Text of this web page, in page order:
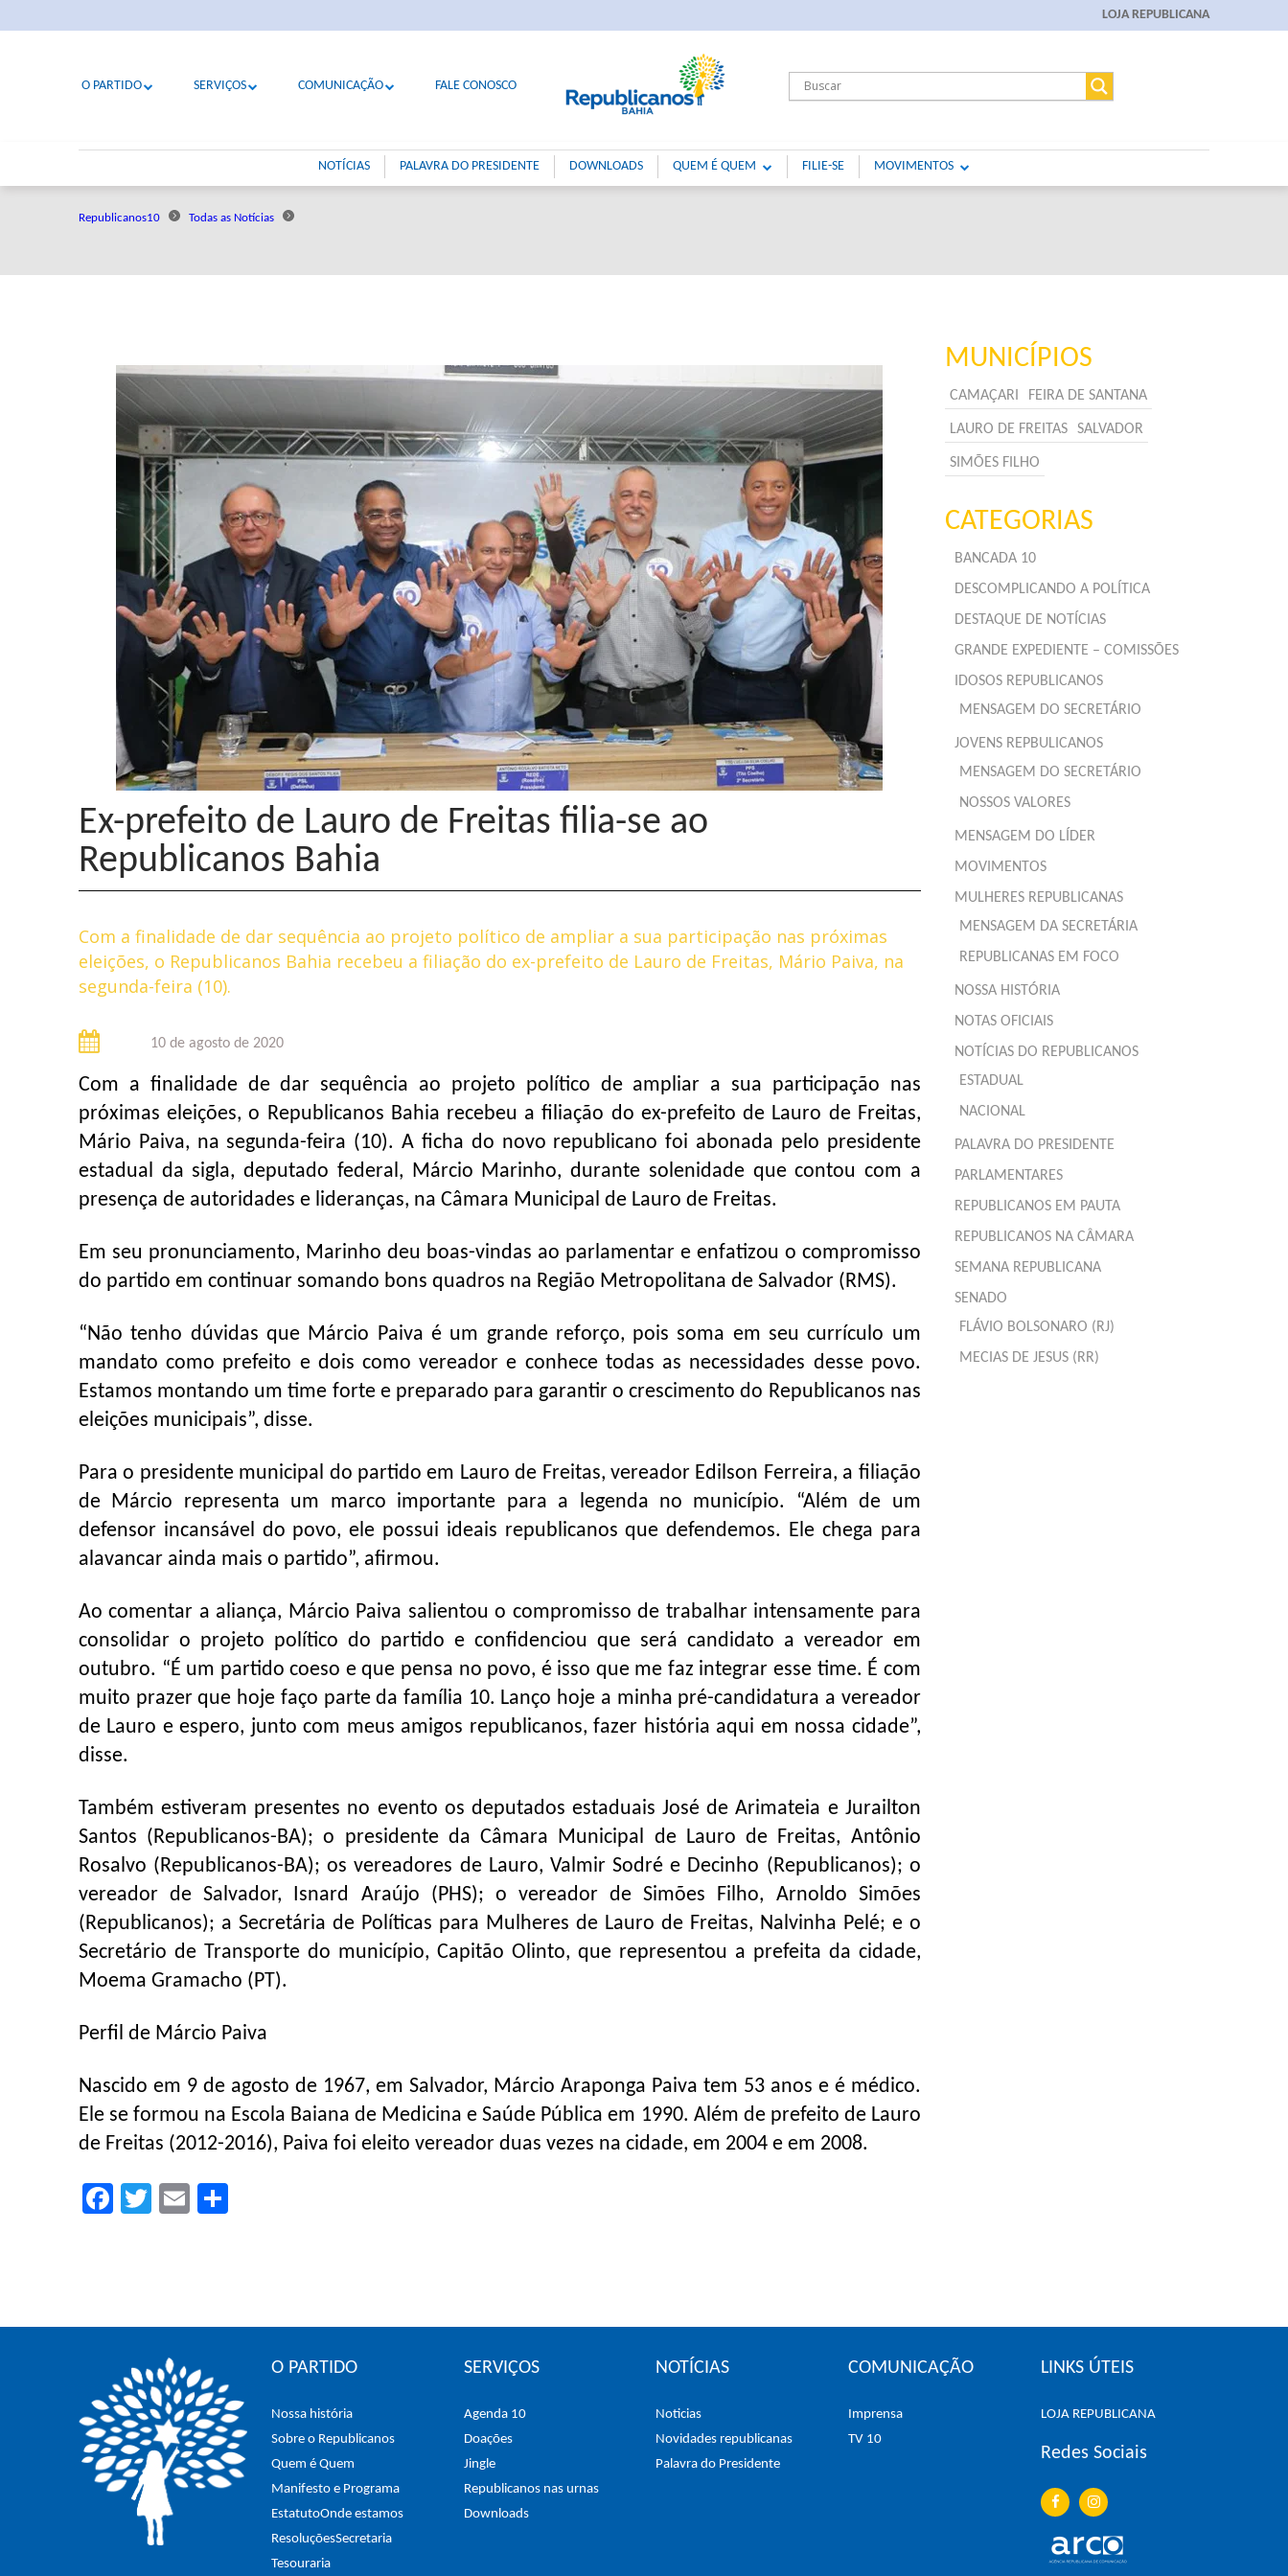
LOJA REPUBLICANA
O PARTIDO SERVIÇOS COMUNICAÇÃO FALE CONOSCO
NOTÍCIAS PALAVRA DO PRESIDENTE DOWNLOADS QUEM É QUEM FILIE-SE MOVIMENTOS
Republicanos10 Todas as Notícias
Ex-prefeito de Lauro de Freitas filia-se ao
Republicanos Bahia
Com a finalidade de dar sequência ao projeto político de ampliar a sua participação nas próximas
eleições, o Republicanos Bahia recebeu a filiação do ex-prefeito de Lauro de Freitas, Mário Paiva, na
segunda-feira (10).
10 de agosto de 2020
Com a finalidade de dar sequência ao projeto político de ampliar a sua participação nas
próximas eleições, o Republicanos Bahia recebeu a filiação do ex-prefeito de Lauro de Freitas,
Mário Paiva, na segunda-feira (10). A ficha do novo republicano foi abonada pelo presidente
estadual da sigla, deputado federal, Márcio Marinho, durante solenidade que contou com a
presença de autoridades e lideranças, na Câmara Municipal de Lauro de Freitas.
Em seu pronunciamento, Marinho deu boas-vindas ao parlamentar e enfatizou o compromisso
do partido em continuar somando bons quadros na Região Metropolitana de Salvador (RMS).
“Não tenho dúvidas que Márcio Paiva é um grande reforço, pois soma em seu currículo um
mandato como prefeito e dois como vereador e conhece todas as necessidades desse povo.
Estamos montando um time forte e preparado para garantir o crescimento do Republicanos nas
eleições municipais”, disse.
Para o presidente municipal do partido em Lauro de Freitas, vereador Edilson Ferreira, a filiação
de Márcio representa um marco importante para a legenda no município. “Além de um
defensor incansável do povo, ele possui ideais republicanos que defendemos. Ele chega para
alavancar ainda mais o partido”, afirmou.
Ao comentar a aliança, Márcio Paiva salientou o compromisso de trabalhar intensamente para
consolidar o projeto político do partido e confidenciou que será candidato a vereador em
outubro. “É um partido coeso e que pensa no povo, é isso que me faz integrar esse time. É com
muito prazer que hoje faço parte da família 10. Lanço hoje a minha pré-candidatura a vereador
de Lauro e espero, junto com meus amigos republicanos, fazer história aqui em nossa cidade”,
disse.
Também estiveram presentes no evento os deputados estaduais José de Arimateia e Jurailton
Santos (Republicanos-BA); o presidente da Câmara Municipal de Lauro de Freitas, Antônio
Rosalvo (Republicanos-BA); os vereadores de Lauro, Valmir Sodré e Decinho (Republicanos); o
vereador de Salvador, Isnard Araújo (PHS); o vereador de Simões Filho, Arnoldo Simões
(Republicanos); a Secretária de Políticas para Mulheres de Lauro de Freitas, Nalvinha Pelé; e o
Secretário de Transporte do município, Capitão Olinto, que representou a prefeita da cidade,
Moema Gramacho (PT).
Perfil de Márcio Paiva
Nascido em 9 de agosto de 1967, em Salvador, Márcio Araponga Paiva tem 53 anos e é médico.
Ele se formou na Escola Baiana de Medicina e Saúde Pública em 1990. Além de prefeito de Lauro
de Freitas (2012-2016), Paiva foi eleito vereador duas vezes na cidade, em 2004 e em 2008.
Facebook
TwitterEmail
MUNICÍPIOS
CAMAÇARI FEIRA DE SANTANA
LAURO DE FREITAS SALVADOR
SIMÕES FILHO
CATEGORIAS
BANCADA 10
DESCOMPLICANDO A POLÍTICA
DESTAQUE DE NOTÍCIAS
GRANDE EXPEDIENTE – COMISSÕES
IDOSOS REPUBLICANOS
MENSAGEM DO SECRETÁRIO
JOVENS REPBULICANOS
MENSAGEM DO SECRETÁRIO
NOSSOS VALORES
MENSAGEM DO LÍDER
MOVIMENTOS
MULHERES REPUBLICANAS
MENSAGEM DA SECRETÁRIA
REPUBLICANAS EM FOCO
NOSSA HISTÓRIA
NOTAS OFICIAIS
NOTÍCIAS DO REPUBLICANOS
ESTADUAL
NACIONAL
PALAVRA DO PRESIDENTE
PARLAMENTARES
REPUBLICANOS EM PAUTA
REPUBLICANOS NA CÂMARA
SEMANA REPUBLICANA
SENADO
FLÁVIO BOLSONARO (RJ)
MECIAS DE JESUS (RR)
O PARTIDO
Nossa história
Sobre o Republicanos
Quem é Quem
Manifesto e Programa
EstatutoOnde estamos
ResoluçõesSecretaria
Tesouraria
SERVIÇOS
Agenda 10
Doações
Jingle
Republicanos nas urnas
Downloads
NOTÍCIAS
Noticias
Novidades republicanas
Palavra do Presidente
COMUNICAÇÃO
Imprensa
TV 10
LINKS ÚTEIS
LOJA REPUBLICANA
Redes Sociais